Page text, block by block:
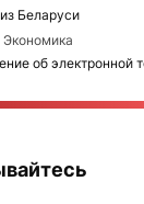
Беларуси
Экономика
об электронной